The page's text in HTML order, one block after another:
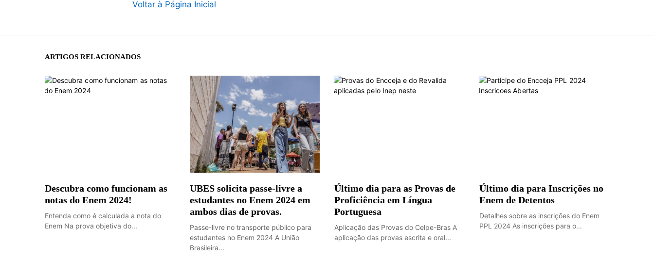
Voltar à Página Inicial
ARTIGOS RELACIONADOS
Descubra como funcionam as
notas do Enem 2024!
Entenda como é calculada a nota do
Enem Na prova objetiva do...
UBES solicita passe-livre a
estudantes no Enem 2024 em
ambos dias de provas.
Passe-livre no transporte público para
estudantes no Enem 2024 A União
Brasileira...
Último dia para as Provas de
Proficiência em Língua
Portuguesa
Aplicação das Provas do Celpe-Bras A
aplicação das provas escrita e oral...
Último dia para Inscrições no
Enem de Detentos
Detalhes sobre as inscrições do Enem
PPL 2024 As inscrições para o...